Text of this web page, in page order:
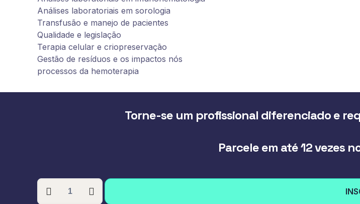
Análises laboratoriais em sorologia
Transfusão e manejo de pacientes
Qualidade e legislação
Terapia celular e criopreservaçāo
Gestão de resíduos e os impactos nós
processos da hemoterapia
Torne-se um profissional diferenciado e
Parcele em até 12 vezes
PÓS-
GRADUAÇÃO